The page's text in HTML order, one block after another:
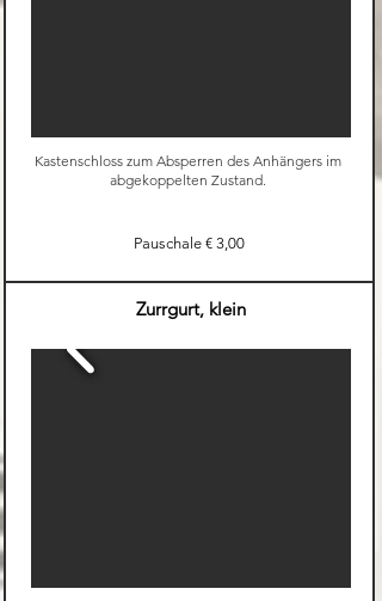
Kastenschloss zum Absperren des Anhängers im
abgekoppelten Zustand.
Pauschale € 3,00
Zurrgurt, klein